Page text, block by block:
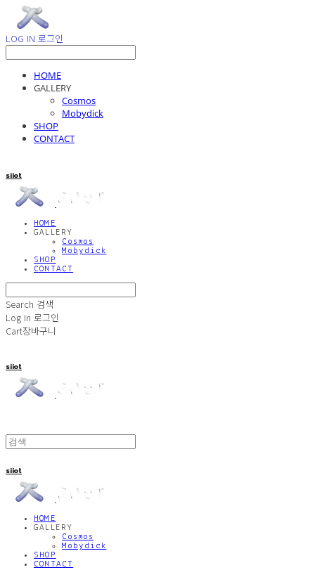
LOG IN 로그인
HOME
GALLERY
Cosmos
Mobydick
SHOP
CONTACT
siiot
HOME
GALLERY
Cosmos
Mobydick
SHOP
CONTACT
Search 검색
Log In 로그인
Cart장바구니
siiot
siiot
HOME
GALLERY
Cosmos
Mobydick
SHOP
CONTACT